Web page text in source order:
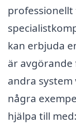
kan erbjuda
är
andra
några
hjälpa till med: